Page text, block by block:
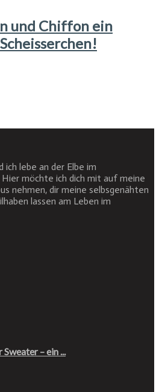
und Chiffon ein
lebe an der Elbe im
möchte ich dich mit auf meine
nehmen, dir meine selbsgenähten
lassen am Leben im
– ein ...